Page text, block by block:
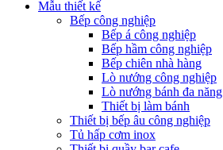
Mẫu thiết kế
Bếp công nghiệp
Bếp á công nghiệp
Bếp hầm công nghiệp
Bếp chiên nhà hàng
Lò nướng công nghiệp
Lò nướng bánh đa năng
Thiết bị làm bánh
Thiết bị bếp âu công nghiệp
Tủ hấp cơm inox